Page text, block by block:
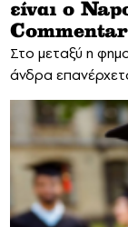
είναι ο
Στο μεταξύ η
άνδρα